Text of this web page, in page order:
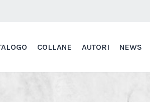
COLLANE AUTORI NEWS